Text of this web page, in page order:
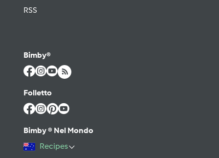
RSS
Bimby®
Folletto
Bimby ® Nel Mondo
Recipes